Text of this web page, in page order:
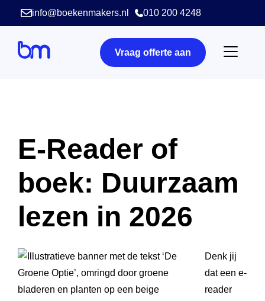
info@boekenmakers.nl 010 200 4248
Vraag offerte aan
E-Reader of
boek: Duurzaam
lezen in 2026
Denk jij
dat een e-
reader